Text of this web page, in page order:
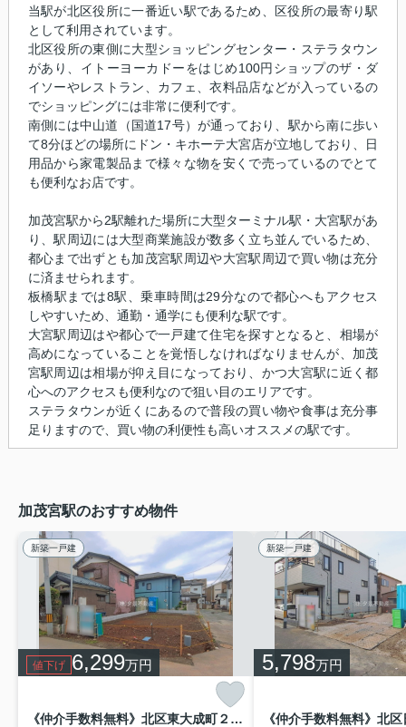
当駅が北区役所に一番近い駅であるため、区役所の最寄り駅
として利用されています。
北区役所の東側に大型ショッピングセンター・ステラタウン
があり、イトーヨーカドーをはじめ100円ショップのザ・ダ
イソーやレストラン、カフェ、衣料品店などが入っているの
でショッピングには非常に便利です。
南側には中山道（国道17号）が通っており、駅から南に歩い
て8分ほどの場所にドン・キホーテ大宮店が立地しており、日
用品から家電製品まで様々な物を安くで売っているのでとて
も便利なお店です。
加茂宮駅から2駅離れた場所に大型ターミナル駅・大宮駅があ
り、駅周辺には大型商業施設が数多く立ち並んでいるため、
都心まで出ずとも加茂宮駅周辺や大宮駅周辺で買い物は充分
に済ませられます。
板橋駅までは8駅、乗車時間は29分なので都心へもアクセス
しやすいため、通勤・通学にも便利な駅です。
大宮駅周辺はや都心で一戸建て住宅を探すとなると、相場が
高めになっていることを覚悟しなければなりませんが、加茂
宮駅周辺は相場が抑え目になっており、かつ大宮駅に近く都
心へのアクセスも便利なので狙い目のエリアです。
ステラタウンが近くにあるので普段の買い物や食事は充分事
足りますので、買い物の利便性も高いオススメの駅です。
加茂宮駅のおすすめ物件
新築一戸建
値下げ 6,299万円
《仲介手数料無料》北区東大成町２丁目10-2新築一戸建て‎ 全1戸
新築一戸建
5,798万円